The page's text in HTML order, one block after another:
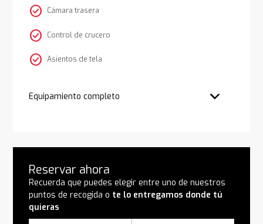
check_circle Cámara trasera
check_circle Control de crucero
check_circle Asientos de tela
Equipamiento completo
Reservar ahora
Recuerda que puedes elegir entre uno de nuestros
puntos de recogida o te lo entregamos donde tú
quieras